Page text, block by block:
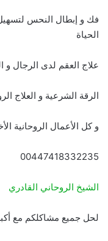
فك و إبطال النحس
الحياة
علاج العقم لدى الرجال و
الرقة الشرعية و العلاج
و كل الأعمال الروحانية
00447418332235
الشيخ الروحاني القادري
لحل جميع مشاكلكم مع